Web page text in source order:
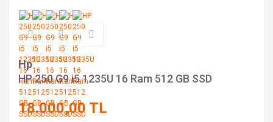
Hp
HP 250 G9 i5 1235U 16 Ram 512 GB SSD
18.000,00 TL